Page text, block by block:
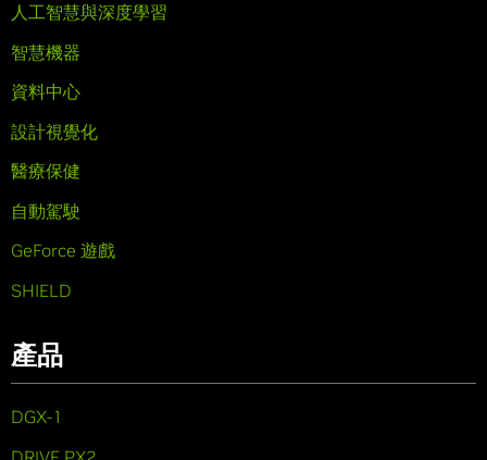
人工智慧與深度學習
智慧機器
資料中心
設計視覺化
醫療保健
自動駕駛
GeForce 遊戲
SHIELD
產品
DGX-1